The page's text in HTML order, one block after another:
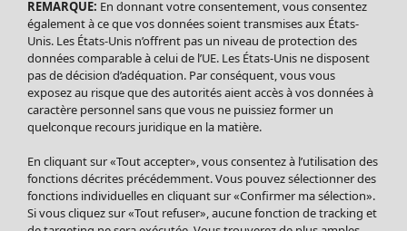
Tuniques
Blouses
Tops
Gilets
Pantalon
Jupes
Leggings et collants
Accessoires
Chaussures
REMARQUE: En donnant votre consentement, vous consentez
également à ce que vos données soient transmises aux États-
Unis. Les États-Unis n’offrent pas un niveau de protection des
données comparable à celui de l’UE. Les États-Unis ne disposent
pas de décision d’adéquation. Par conséquent, vous vous
exposez au risque que des autorités aient accès à vos données à
caractère personnel sans que vous ne puissiez former un
quelconque recours juridique en la matière.
En cliquant sur «Tout accepter», vous consentez à l’utilisation des
fonctions décrites précédemment. Vous pouvez sélectionner des
fonctions individuelles en cliquant sur «Confirmer ma sélection».
Si vous cliquez sur «Tout refuser», aucune fonction de tracking et